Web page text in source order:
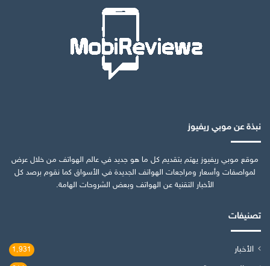
نبذة عن موبي ريفيوز
موقع موبي ريفيوز يهتم بتقديم كل ما هو جديد في عالم الهواتف من خلال عرض
لمواصفات وأسعار ومراجعات الهواتف الجديدة في الأسواق كما نقوم برصد كل
الأخبار التقنية عن الهواتف وبعض الشروحات الهامة.
تصنيفات
الأخبار 1٬931